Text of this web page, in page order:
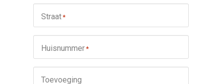
Straat*
Huisnummer*
Toevoeging